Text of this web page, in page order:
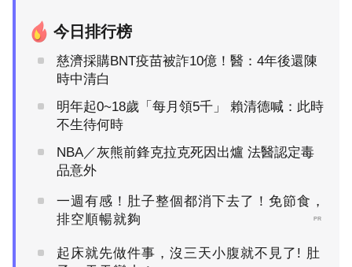
今日排行榜
慈濟採購BNT疫苗被詐10億！醫：4年後還陳
時中清白
明年起0~18歲「每月領5千」 賴清德喊：此時
不生待何時
NBA／灰熊前鋒克拉克死因出爐 法醫認定毒
品意外
一週有感！肚子整個都消下去了！免節食，
排空順暢就夠
PR
起床就先做件事，沒三天小腹就不見了! 肚